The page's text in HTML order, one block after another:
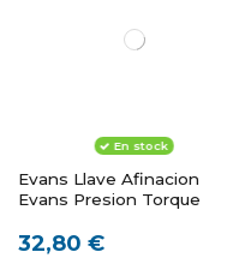
En stock
Evans Llave Afinacion
Evans Presion Torque
32,80 €